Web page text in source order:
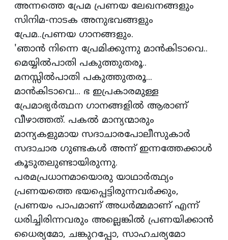
അന്നത്തെ പ്രേമ പ്രണയ ലേഖനങ്ങളും
സിനിമ-നാടക അനുഭവങ്ങളും
പ്രേമ..പ്രണയ ഗാനങ്ങളും.
'ഞാന്‍ നിന്നെ പ്രേമിക്കുന്നു മാന്‍കിടാവെ..
മെയ്യില്‍പാതി പകുത്തുതരൂ..
മനസ്സില്‍പാതി പകുത്തുതരൂ...
മാന്‍കിടാവെ... ഭ ഇപ്രകാരമുള്ള
പ്രേമാഭ്യര്‍ത്ഥന ഗാനങ്ങളില്‍ ആരാണ്
വീഴാത്തത്. പകല്‍ മാന്യന്മാരും
മാന്യകളുമായ സദാചാരപോലീസുകാര്‍
സദാചാര ഗുണ്ടകള്‍ അന്ന് ഇന്നത്തേക്കാള്‍
കൂടുതലുണ്ടായിരുന്നു.
പരമപ്രധാനമായൊരു യാഥാര്‍ത്ഥ്യം
പ്രണയത്തെ ഭയപ്പെട്ടിരുന്നവര്‍ക്കും,
പ്രണയം പാപമാണ് അധര്‍മ്മമാണ് എന്ന്
ധരിച്ചിരിന്നവരും അല്ലെങ്കില്‍ പ്രണയിക്കാന്‍
ധൈര്യമോ, ചങ്കുറപ്പോ, സാഹചര്യമോ